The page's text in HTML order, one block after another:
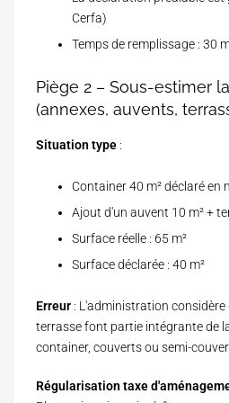
Cerfa)
Temps de remplissage : 30
Piège 2 – Sous-estimer
(annexes, auvents,
Situation type :
Container 40 m² déclaré en
Ajout d'un auvent 10 m² +
Surface réelle : 65 m²
Surface déclarée : 40 m²
Erreur : L'administration considère
terrasse font partie intégrante de
container, couverts ou semi-
Régularisation taxe